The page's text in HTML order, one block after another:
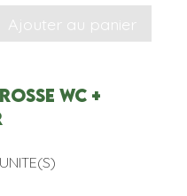
Ajouter au panier
WC +